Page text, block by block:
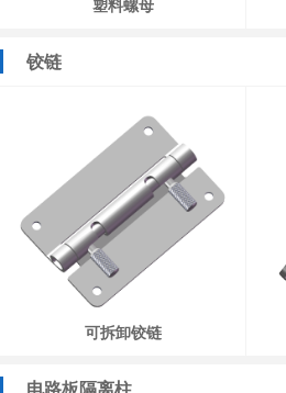
塑料螺母
铰链
可拆卸铰链